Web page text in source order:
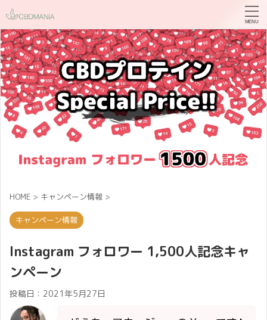
HOME > キャンペーン情報 >
キャンペーン情報
Instagram フォロワー 1,500人記念キャ
ンペーン
投稿日： 2021年5月27日